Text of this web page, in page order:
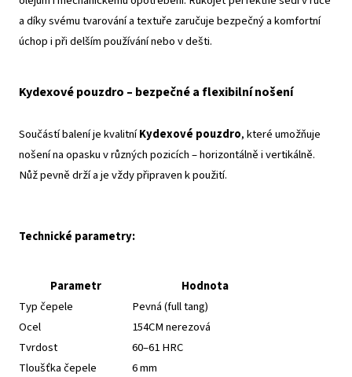
a díky svému tvarování a textuře zaručuje bezpečný a komfortní
úchop i při delším používání nebo v dešti.
Kydexové pouzdro – bezpečné a flexibilní nošení
Součástí balení je kvalitníKydexové pouzdro, které umožňuje
nošení na opasku v různých pozicích – horizontálně i vertikálně.
Nůž pevně drží a je vždy připraven k použití.
Technické parametry:
Parametr
Hodnota
Typ čepele
Pevná (full tang)
Ocel
154CM nerezová
Tvrdost
60–61 HRC
Tloušťka čepele
6 mm